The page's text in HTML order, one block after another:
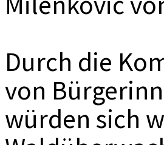
Durch die
von
würden sich